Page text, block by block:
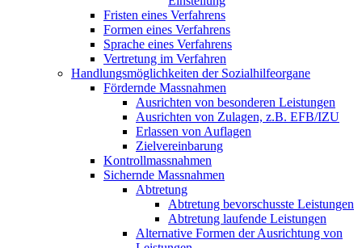
Fristen eines Verfahrens
Formen eines Verfahrens
Sprache eines Verfahrens
Vertretung im Verfahren
Handlungsmöglichkeiten der Sozialhilfeorgane
Fördernde Massnahmen
Ausrichten von besonderen Leistungen
Ausrichten von Zulagen, z.B. EFB/IZU
Erlassen von Auflagen
Zielvereinbarung
Kontrollmassnahmen
Sichernde Massnahmen
Abtretung
Abtretung bevorschusste Leistungen
Abtretung laufende Leistungen
Alternative Formen der Ausrichtung von